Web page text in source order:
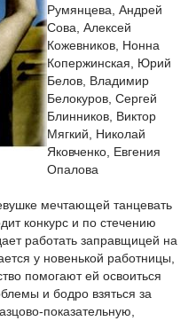
Румянцева, Андрей
Сова, Алексей
Кожевников, Нонна
Копержинская, Юрий
Белов, Владимир
Белокуров, Сергей
Блинников, Виктор
Мягкий, Николай
Яковченко, Евгения
Опалова
мечтающей танцевать
конкурс и по стечению
работать заправщицей на
у новенькой работницы,
помогают ей освоиться
и бодро взяться за
показательную,